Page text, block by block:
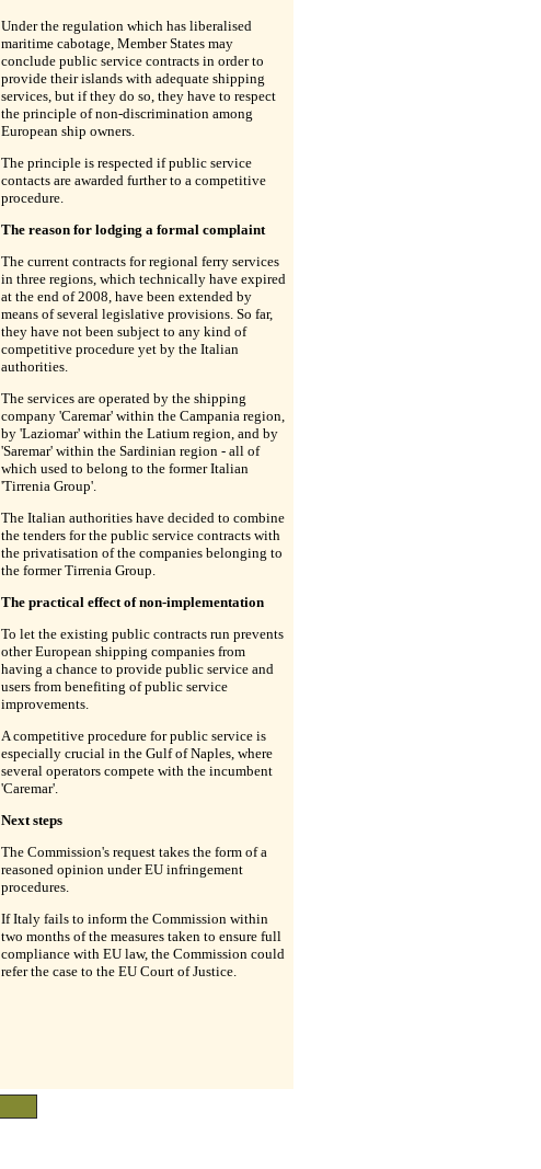
Under the regulation which has liberalised
maritime cabotage, Member States may
conclude public service contracts in order to
provide their islands with adequate shipping
services, but if they do so, they have to respect
the principle of non-discrimination among
European ship owners.
The principle is respected if public service
contacts are awarded further to a competitive
procedure.
The reason for lodging a formal complaint
The current contracts for regional ferry services
in three regions, which technically have expired
at the end of 2008, have been extended by
means of several legislative provisions. So far,
they have not been subject to any kind of
competitive procedure yet by the Italian
authorities.
The services are operated by the shipping
company 'Caremar' within the Campania region,
by 'Laziomar' within the Latium region, and by
'Saremar' within the Sardinian region - all of
which used to belong to the former Italian
'Tirrenia Group'.
The Italian authorities have decided to combine
the tenders for the public service contracts with
the privatisation of the companies belonging to
the former Tirrenia Group.
The practical effect of non-implementation
To let the existing public contracts run prevents
other European shipping companies from
having a chance to provide public service and
users from benefiting of public service
improvements.
A competitive procedure for public service is
especially crucial in the Gulf of Naples, where
several operators compete with the incumbent
'Caremar'.
Next steps
The Commission's request takes the form of a
reasoned opinion under EU infringement
procedures.
If Italy fails to inform the Commission within
two months of the measures taken to ensure full
compliance with EU law, the Commission could
refer the case to the EU Court of Justice.